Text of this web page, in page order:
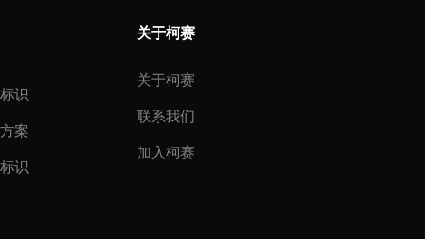
识
案
识
关于柯赛
关于柯赛
联系我们
加入柯赛